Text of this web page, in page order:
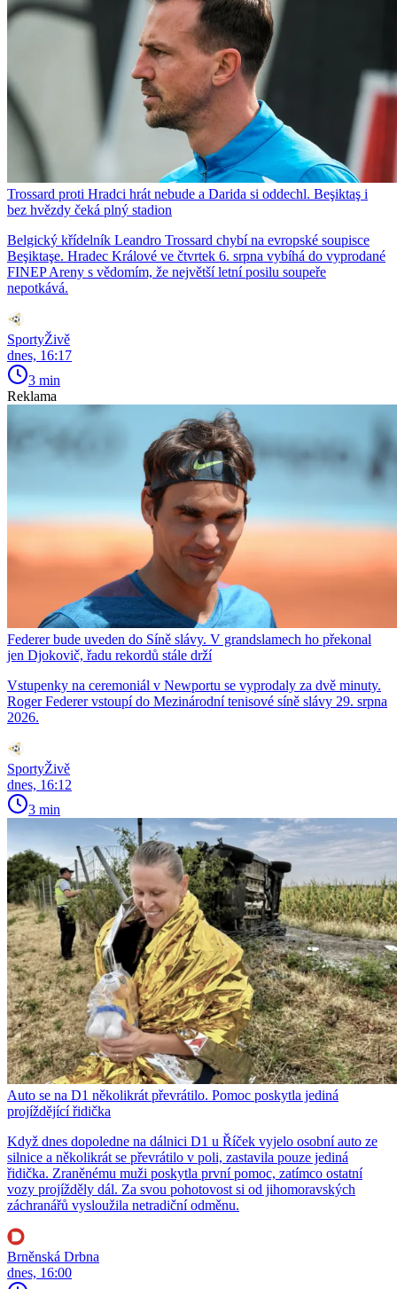
Trossard proti Hradci hrát nebude a Darida si oddechl. Beşiktaş i
bez hvězdy čeká plný stadion
Belgický křídelník Leandro Trossard chybí na evropské soupisce
Beşiktaşe. Hradec Králové ve čtvrtek 6. srpna vybíhá do vyprodané
FINEP Areny s vědomím, že největší letní posilu soupeře
nepotkává.
SportyŽivě
dnes, 16:17
3 min
Reklama
Federer bude uveden do Síně slávy. V grandslamech ho překonal
jen Djokovič, řadu rekordů stále drží
Vstupenky na ceremoniál v Newportu se vyprodaly za dvě minuty.
Roger Federer vstoupí do Mezinárodní tenisové síně slávy 29. srpna
2026.
SportyŽivě
dnes, 16:12
3 min
Auto se na D1 několikrát převrátilo. Pomoc poskytla jediná
projíždějící řidička
Když dnes dopoledne na dálnici D1 u Říček vyjelo osobní auto ze
silnice a několikrát se převrátilo v poli, zastavila pouze jediná
řidička. Zraněnému muži poskytla první pomoc, zatímco ostatní
vozy projížděly dál. Za svou pohotovost si od jihomoravských
záchranářů vysloužila netradiční odměnu.
Brněnská Drbna
dnes, 16:00